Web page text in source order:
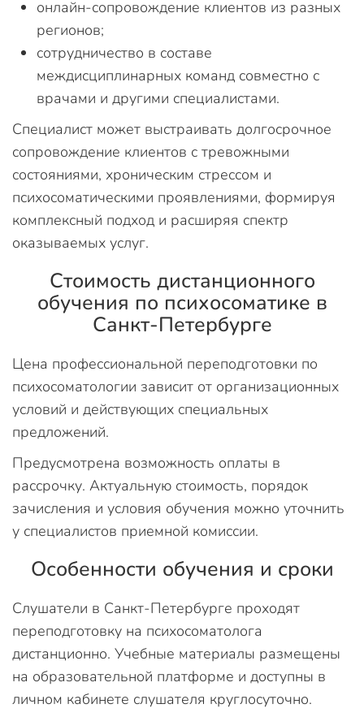
онлайн-сопровождение клиентов из разных
регионов;
сотрудничество в составе
междисциплинарных команд совместно с
врачами и другими специалистами.
Специалист может выстраивать долгосрочное
сопровождение клиентов с тревожными
состояниями, хроническим стрессом и
психосоматическими проявлениями, формируя
комплексный подход и расширяя спектр
оказываемых услуг.
Стоимость дистанционного
обучения по психосоматике в
Санкт-Петербурге
Цена профессиональной переподготовки по
психосоматологии зависит от организационных
условий и действующих специальных
предложений.
Предусмотрена возможность оплаты в
рассрочку. Актуальную стоимость, порядок
зачисления и условия обучения можно уточнить
у специалистов приемной комиссии.
Особенности обучения и сроки
Слушатели в Санкт-Петербурге проходят
переподготовку на психосоматолога
дистанционно. Учебные материалы размещены
на образовательной платформе и доступны в
личном кабинете слушателя круглосуточно.